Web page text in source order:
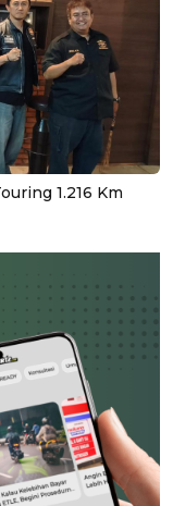
1.216 Km